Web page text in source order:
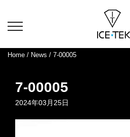
toggle
Home / News / 7-00005
7-00005
2024年03月25日